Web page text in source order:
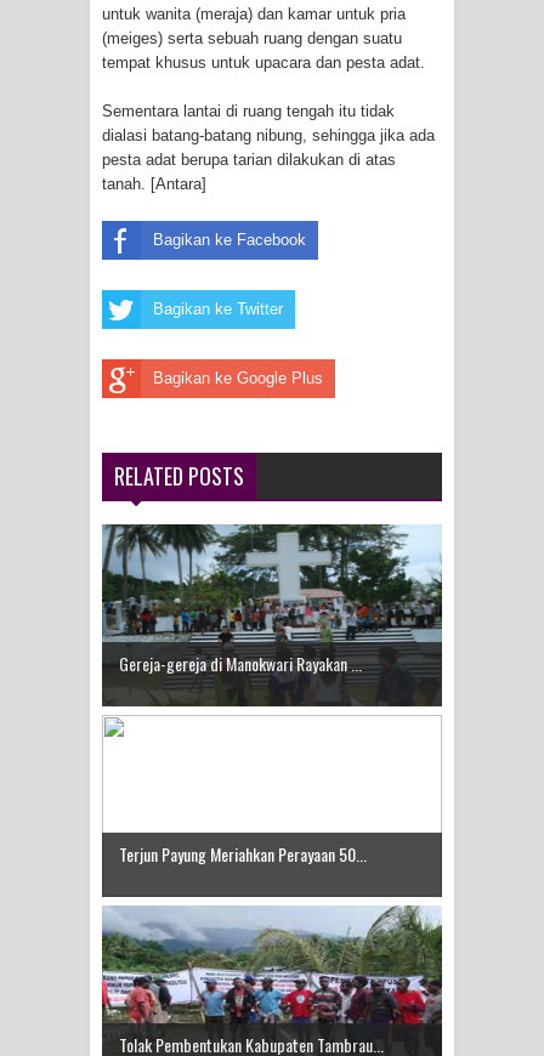
at Indonesia's National Craft
Anniversary in Makassar
Presenter TVRI Papua Barat Yanto
Idorway Masih Hilang
Pencarian Hari Keenam Korban
Hanyut di Air Terjun Memti Belum
Kerahkan K9
Polresta Jayapura Kota Mengungkap
Tiga Kasus Pencurian Dan
Mengamankan Satu Tersangka Di
Kota Jayapura
Saat Nonton Bareng Final Piala Dunia
2026 di Lapangan Karang PTC Entrop
Kebakaran Hanguskan Satu Rumah
untuk wanita (meraja) dan kamar untuk pria
(meiges) serta sebuah ruang dengan suatu
tempat khusus untuk upacara dan pesta adat.
Sementara lantai di ruang tengah itu tidak
dialasi batang-batang nibung, sehingga jika ada
pesta adat berupa tarian dilakukan di atas
tanah. [Antara]
Bagikan ke Facebook
Bagikan ke Twitter
Bagikan ke Google Plus
RELATED POSTS
Gereja-gereja di Manokwari Rayakan ...
Terjun Payung Meriahkan Perayaan 50...
Tolak Pembentukan Kabupaten Tambrau...